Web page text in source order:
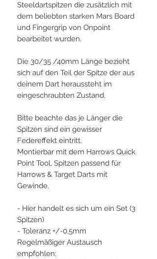
Steeldartspitzen die zusätzlich mit
dem beliebten starken Mars Board
und Fingergrip von Onpoint
bearbeitet wurden.
Die 30/35 /40mm Länge bezieht
sich auf den Teil der Spitze der aus
deinem Dart heraussteht im
eingeschraubten Zustand.
Bitte beachte das je Länger die
Spitzen sind ein gewisser
Federeffekt eintritt.
Montierbar mit dem Harrows Quick
Point Tool, Spitzen passend für
Harrows & Target Darts mit
Gewinde.
- Hier handelt es sich um ein Set (3
Spitzen)
- Toleranz +/-0,5mm
Regelmäßiger Austausch
empfohlen: